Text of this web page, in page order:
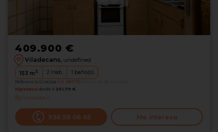
409.900 €
Viladecans, undefined
153 m2 2 Hab. 1 baño(s)
Referencia Grocasa G4_084715
Hipoteca desde 1.251,79 €
Interesados0
936 59 06 65 Me interesa